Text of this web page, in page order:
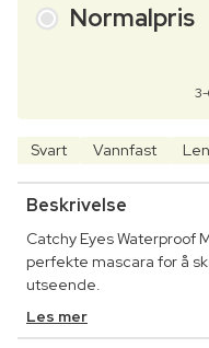
Normalpris
Svart Vannfast
Beskrivelse
Catchy Eyes Waterproof
perfekte mascara for å
utseende.
Les mer